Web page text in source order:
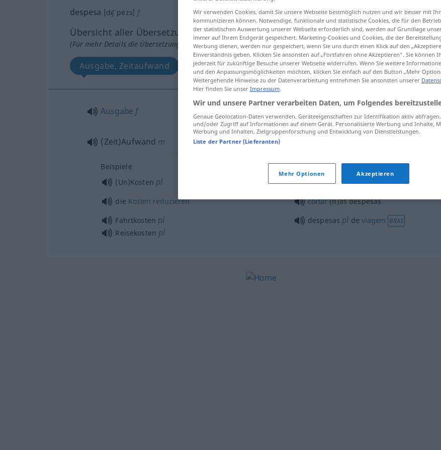
despesa [dɨʃˈpezɜ] f
Übersicht aller Übersetzungen
(Für mehr Details die Übersetzung anklicken/antippen)
Ausgabe, Zeitaufwand
Ausgabe f
(Zeit)Aufwand m
Beispiele
(Un)Kosten pl despesas pl
die Kosten reduzieren cortar(n)as despesas
Fahrtkosten pl
Reisekosten pl
despesas pl deviagem BRAS
Wir verwenden Cookies, damit Sie unsere Webseite bestmöglich nutzen und wir besser mit
kommunizieren können. Notwendige, funktionale und statistische Cookies, die für den
der statistischen Auswertung unserer Webseite erforderlich sind, werden auf Grundlage
immer auf Ihrem Endgerät gespeichert. Marketing-Cookies und Cookies, die der
Werbung dienen, werden nur gespeichert, wenn Sie uns durch einen Klick auf den
Einverständnis geben. Klicken Sie ansonsten auf „Fortfahren ohne Akzeptieren“. Sie können
jederzeit für zukünftige Besuche unserer Webseite widerrufen. Wenn Sie weitere
und den Anpassungsmöglichkeiten möchten, klicken Sie einfach auf den Button „Mehr
Weitergehende Hinweise zu der Datenverarbeitung entnehmen Sie ansonsten unserer
Hier finden Sie unser Impressum.
Wir und unsere Partner verarbeiten Daten, um Folgendes
Genaue Geolocation-Daten verwenden. Geräteeigenschaften zur Identifikation aktiv
und/oder Zugriff auf Informationen auf einem Gerät. Personalisierte Werbung und Inhalte,
Werbung und Inhalten, Zielgruppenforschung und Entwicklung von Dienstleistungen.
Liste der Partner (Lieferanten)
Mehr Optionen Akzeptieren